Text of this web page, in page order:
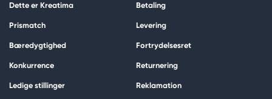
Dette er Kreatima
Prismatch
Bæredygtighed
Konkurrence
Ledige stillinger
Betaling
Levering
Fortrydelsesret
Returnering
Reklamation